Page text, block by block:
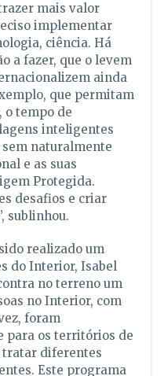
mais valor
implementar
ciência. Há
a fazer, que o levem
ainda
que permitam
o tempo de
inteligentes
naturalmente
e as suas
Protegida.
desafios e criar
sublinhou.
realizado um
do Interior, Isabel
no terreno um
no Interior, com
foram
para os territórios de
tratar diferentes
Este programa